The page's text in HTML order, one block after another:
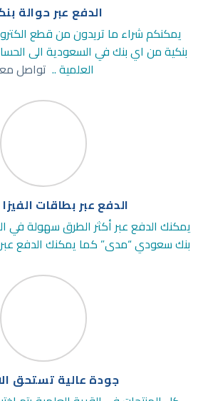
الدفع عبر حوالة
يمكنكم شراء ما تريدون من قطع
بنكية من اي بنك في السعودية الى
العلمية .. تواصل
الدفع عبر بطاقات
يمكنك الدفع عبر أكثر الطرق سهولة في
بنك سعودي “مدى” كما يمكنك الدفع عبر
جودة عالية تستحق